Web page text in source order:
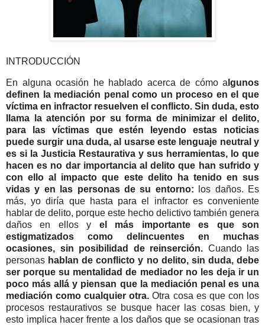
INTRODUCCIÓN
En alguna ocasión he hablado acerca de cómo a lgunos
definen la mediación penal como un proceso en el que
víctima en infractor resuelven el conflicto. Sin duda, esto
llama la atención por su forma de minimizar el delito,
para las víctimas que estén leyendo estas noticias
puede surgir una duda, al usarse este lenguaje neutral y
es si la Justicia Restaurativa y sus herramientas, lo que
hacen es no dar importancia al delito que han sufrido y
con ello al impacto que este delito ha tenido en sus
vidas y en las personas de su entorno: los daños. Es
más, yo diría que hasta para el infractor es conveniente
hablar de delito, porque este hecho delictivo también genera
daños en ellos y el más importante es que son
estigmatizados como delincuentes en muchas
ocasiones, sin posibilidad de reinserción. Cuando las
personas hablan de conflicto y no delito, sin duda, debe
ser porque su mentalidad de mediador no les deja ir un
poco más allá y piensan que la mediación penal es una
mediación como cualquier otra. Otra cosa es que con los
procesos restaurativos se busque hacer las cosas bien, y
esto implica hacer frente a los daños que se ocasionan tras